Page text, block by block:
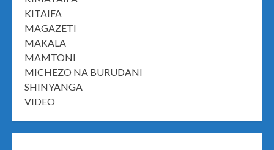
KITAIFA
MAGAZETI
MAKALA
MAMTONI
MICHEZO NA BURUDANI
SHINYANGA
VIDEO